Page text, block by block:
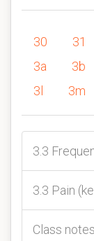
30 31
3a
3b
3l
3m
3.3
3.3 Pain
Class